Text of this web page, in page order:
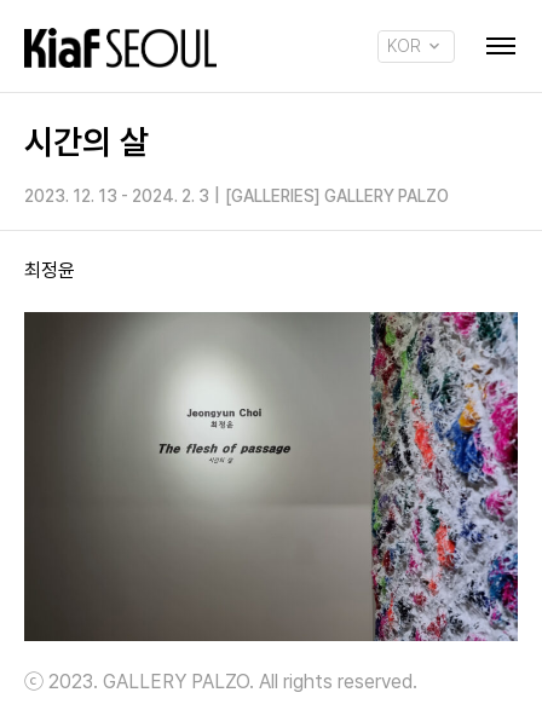
KOR
시간의 살
2023. 12. 13 - 2024. 2. 3 [GALLERIES] GALLERY PALZO
최정윤
ⓒ 2023. GALLERY PALZO. All rights reserved.